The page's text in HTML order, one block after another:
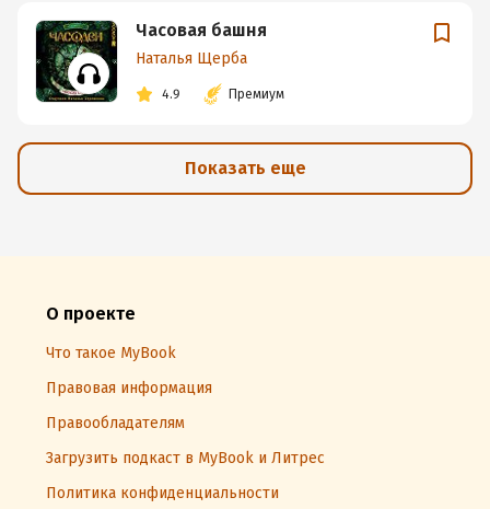
Часовая башня
Наталья Щерба
4.9 Премиум
Показать еще
О проекте
Что такое MyBook
Правовая информация
Правообладателям
Загрузить подкаст в MyBook и Литрес
Политика конфиденциальности